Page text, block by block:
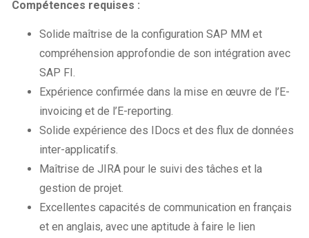
Compétences requises :
Solide maîtrise de la configuration SAP MM et
compréhension approfondie de son intégration avec
SAP FI.
Expérience confirmée dans la mise en œuvre de l’E-
invoicing et de l’E-reporting.
Solide expérience des IDocs et des flux de données
inter-applicatifs.
Maîtrise de JIRA pour le suivi des tâches et la
gestion de projet.
Excellentes capacités de communication en français
et en anglais, avec une aptitude à faire le lien